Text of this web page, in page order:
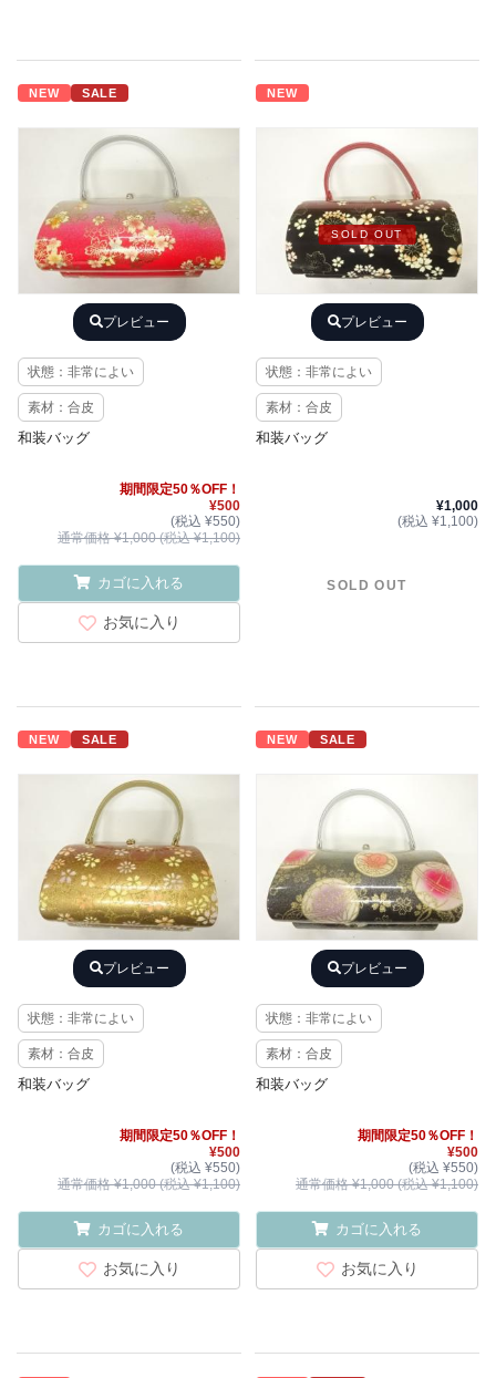
NEW SALE
プレビュー
状態：非常によい
素材：合皮
和装バッグ
期間限定50％OFF！
¥500
(税込 ¥550)
通常価格 ¥1,000 (税込 ¥1,100)
カゴに入れる
お気に入り
NEW
SOLD OUT
プレビュー
状態：非常によい
素材：合皮
和装バッグ
¥1,000
(税込 ¥1,100)
SOLD OUT
NEW SALE
プレビュー
状態：非常によい
素材：合皮
和装バッグ
期間限定50％OFF！
¥500
(税込 ¥550)
通常価格 ¥1,000 (税込 ¥1,100)
カゴに入れる
お気に入り
NEW SALE
プレビュー
状態：非常によい
素材：合皮
和装バッグ
期間限定50％OFF！
¥500
(税込 ¥550)
通常価格 ¥1,000 (税込 ¥1,100)
カゴに入れる
お気に入り